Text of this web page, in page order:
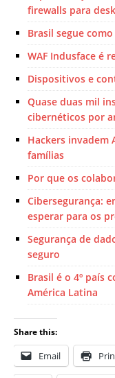
firewalls para
Brasil segue
WAF Indusface é
Dispositivos e
Quase duas mil
cibernéticos por
Hackers invadem
famílias
Por que os
Cibersegurança:
esperar para os
Segurança de
seguro
Brasil é o 4º país
América Latina
Share this:
Email